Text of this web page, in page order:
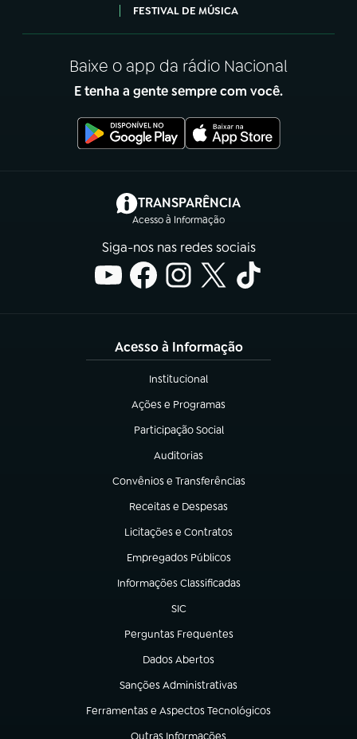
FESTIVAL DE MÚSICA
Baixe o app da rádio Nacional
E tenha a gente sempre com você.
TRANSPARÊNCIA
Acesso à Informação
(abre em nova aba)
Siga-nos nas redes sociais
Acesso à Informação
Institucional
(abre em nova aba)
Ações e Programas
(abre em nova aba)
Participação Social
(abre em nova aba)
Auditorias
(abre em nova aba)
Convênios e Transferências
(abre em nova aba)
Receitas e Despesas
(abre em nova aba)
Licitações e Contratos
(abre em nova aba)
Empregados Públicos
(abre em nova aba)
Informações Classificadas
(abre em nova aba)
SIC
(abre em nova aba)
Perguntas Frequentes
(abre em nova aba)
Dados Abertos
(abre em nova aba)
Sanções Administrativas
(abre em nova aba)
Ferramentas e Aspectos Tecnológicos
(abre em nova aba)